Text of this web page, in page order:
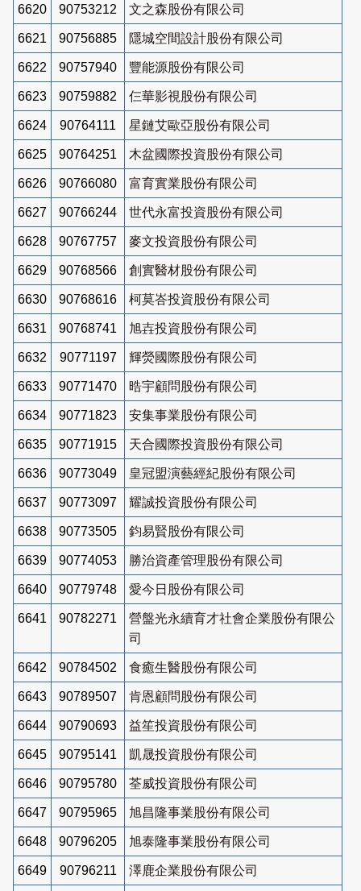
6620 90753212 文之森股份有限公司
6621 90756885 隱城空間設計股份有限公司
6622 90757940 豐能源股份有限公司
6623 90759882 仨華影視股份有限公司
6624 90764111 星鏈艾歐亞股份有限公司
6625 90764251 木盆國際投資股份有限公司
6626 90766080 富育實業股份有限公司
6627 90766244 世代永富投資股份有限公司
6628 90767757 麥文投資股份有限公司
6629 90768566 創實醫材股份有限公司
6630 90768616 柯莫峇投資股份有限公司
6631 90768741 旭壵投資股份有限公司
6632 90771197 輝熒國際股份有限公司
6633 90771470 晧宇顧問股份有限公司
6634 90771823 安集事業股份有限公司
6635 90771915 天合國際投資股份有限公司
6636 90773049 皇冠盟演藝經紀股份有限公司
6637 90773097 耀誠投資股份有限公司
6638 90773505 鈞易賢股份有限公司
6639 90774053 勝治資產管理股份有限公司
6640 90779748 愛今日股份有限公司
6641 90782271
營盤光永續育才社會企業股份有限公
司
6642 90784502 食癒生醫股份有限公司
6643 90789507 肯恩顧問股份有限公司
6644 90790693 益笙投資股份有限公司
6645 90795141 凱晟投資股份有限公司
6646 90795780 荃威投資股份有限公司
6647 90795965 旭昌隆事業股份有限公司
6648 90796205 旭泰隆事業股份有限公司
6649 90796211 澤鹿企業股份有限公司